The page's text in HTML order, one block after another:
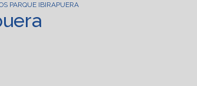
PARQUE IBIRAPUERA